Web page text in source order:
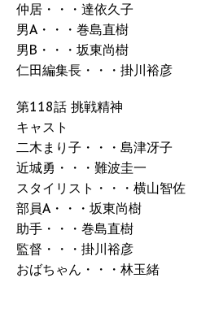
仲居・・・達依久子
男A・・・巻島直樹
男B・・・坂東尚樹
仁田編集長・・・掛川裕彦
第118話 挑戦精神
キャスト
二木まり子・・・島津冴子
近城勇・・・難波圭一
スタイリスト・・・横山智佐
部員A・・・坂東尚樹
助手・・・巻島直樹
監督・・・掛川裕彦
おばちゃん・・・林玉緒